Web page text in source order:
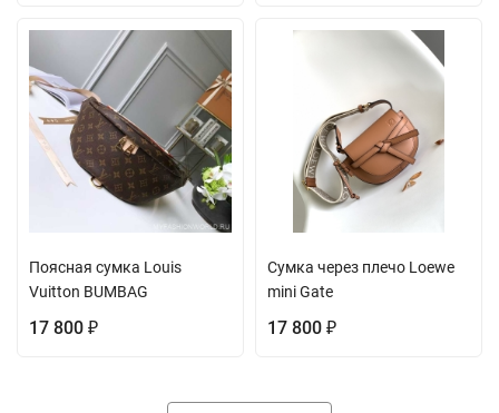
Поясная cумка Louis
Vuitton BUMBAG
17 800 ₽
Сумка через плечо Loewe
mini Gate
17 800 ₽